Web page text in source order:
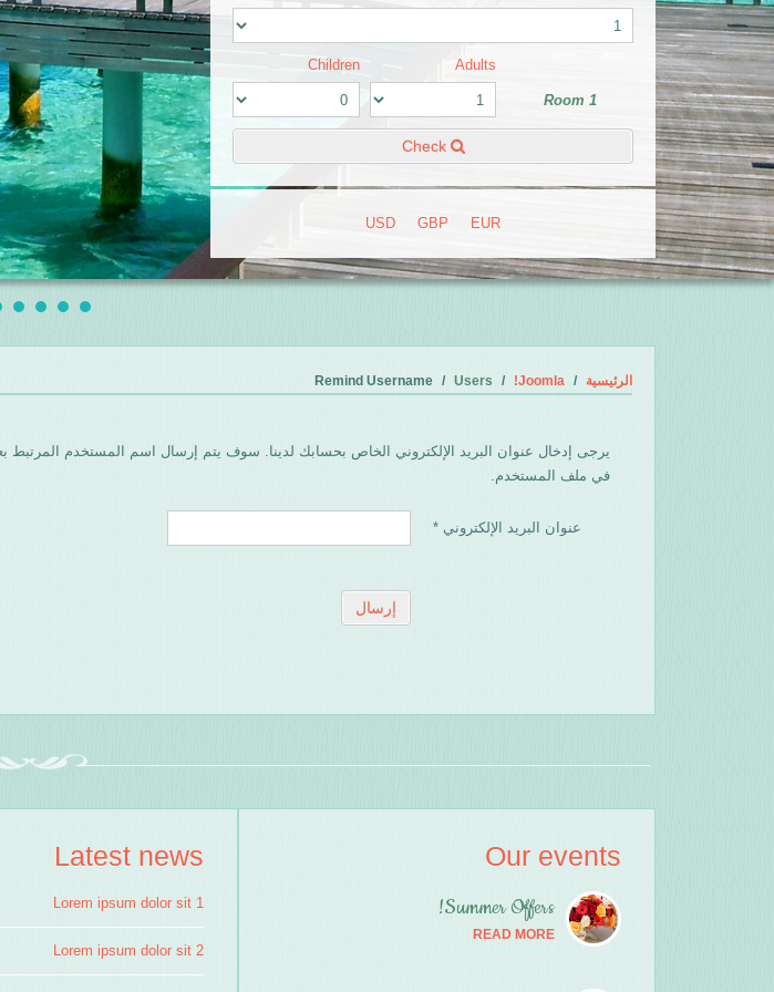
Room 1
Adults
Children
Check
EUR
GBP
USD
الرئيسية Joomla!
Users
Remind Username
يرجى إدخال عنوان البريد الإلكتروني الخاص بحسابك لدينا. سوف يتم إرسال اسم المستخدم المرتبط
في ملف المستخدم.
عنوان البريد الإلكتروني *
إرسال
Our events
Summer Offers!
READ MORE
Latest news
Lorem ipsum dolor sit 1
Lorem ipsum dolor sit 2